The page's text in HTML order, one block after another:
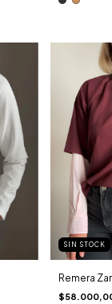
SIN STOCK
Remera